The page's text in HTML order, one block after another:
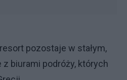
pozostaje w stałym,
biurami podróży, których